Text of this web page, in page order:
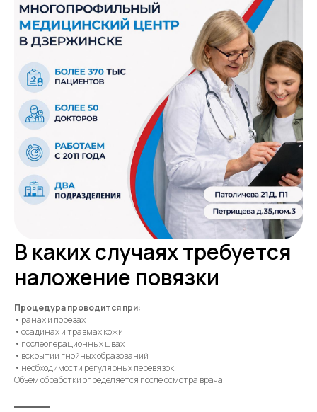
В каких случаях требуется
наложение повязки
Процедура проводится при:
• ранах и порезах
• ссадинах и травмах кожи
• послеоперационных швах
• вскрытии гнойных образований
• необходимости регулярных перевязок
Объём обработки определяется после осмотра врача.